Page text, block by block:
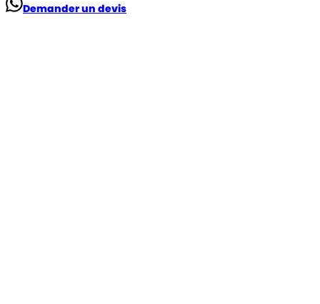
Demander un devis